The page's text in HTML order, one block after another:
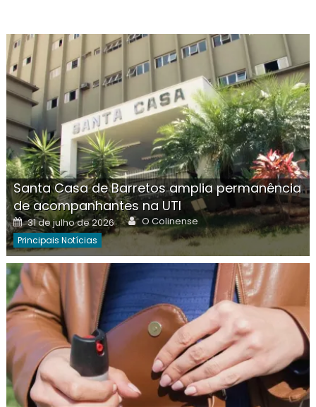
Santa Casa de Barretos amplia permanência
de acompanhantes na UTI
Posted
on
31 de julho de 2026 Author
O Colinense
Principais Notícias